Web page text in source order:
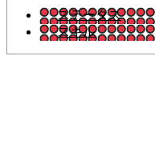
ステータス
スキル